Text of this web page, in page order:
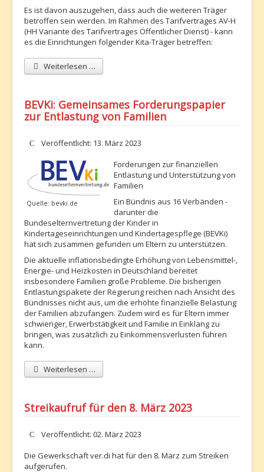
Es ist davon auszugehen, dass auch die weiteren Träger
betroffen sein werden. Im Rahmen des Tarifvertrages AV-H
(HH Variante des Tarifvertrages Öffentlicher Dienst) - kann
es die Einrichtungen folgender Kita-Träger betreffen:
Weiterlesen …
BEVKi: Gemeinsames Forderungspapier
zur Entlastung von Familien
DetailsVeröffentlicht: 13. März 2023
Quelle: bevki.de
Forderungen zur finanziellen
Entlastung und Unterstützung von
Familien
Ein Bündnis aus 16 Verbänden -
darunter die
Bundeselternvertretung der Kinder in
Kindertageseinrichtungen und Kindertagespflege (BEVKi)
hat sich zusammen gefunden um Eltern zu unterstützen.
Die aktuelle inflationsbedingte Erhöhung von Lebensmittel-,
Energie- und Heizkosten in Deutschland bereitet
insbesondere Familien große Probleme. Die bisherigen
Entlastungspakete der Regierung reichen nach Ansicht des
Bündnisses nicht aus, um die erhöhte finanzielle Belastung
der Familien abzufangen. Zudem wird es für Eltern immer
schwieriger, Erwerbstätigkeit und Familie in Einklang zu
bringen, was zusätzlich zu Einkommensverlusten führen
kann.
Weiterlesen …
Streikaufruf für den 8. März 2023
DetailsVeröffentlicht: 02. März 2023
Die Gewerkschaft ver.di hat für den 8. März zum Streiken
aufgerufen.